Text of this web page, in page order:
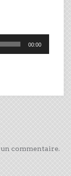
00:00
commentaire.